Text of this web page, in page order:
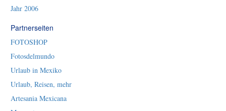
Jahr 2006
Partnerseiten
FOTOSHOP
Fotosdelmundo
Urlaub in Mexiko
Urlaub, Reisen, mehr
Artesania Mexicana